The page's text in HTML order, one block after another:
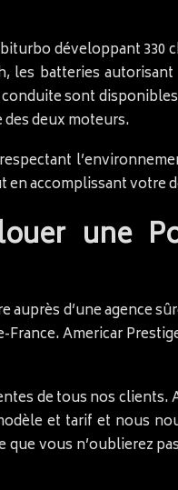
développant 330
les batteries
sont
deux moteurs.
accomplissant votre
une
d’une agence
Americar
de tous nos clients.
et tarif et nous
vous n’oublierez